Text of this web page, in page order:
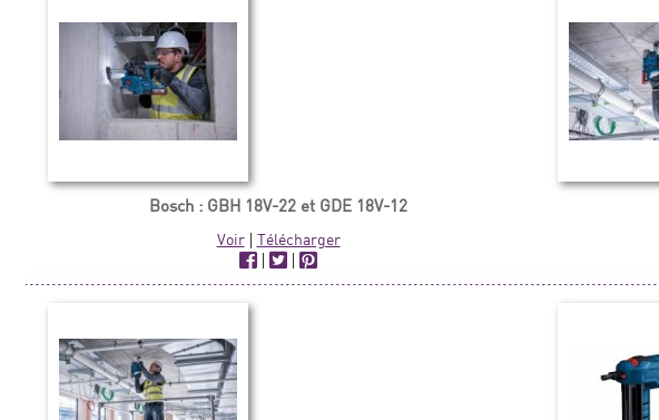
Bosch : GBH 18V-22 et GDE 18V-12
Voir| Télécharger
|
|